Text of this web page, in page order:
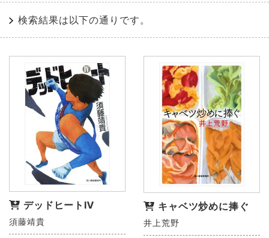
検索結果は以下の通りです。
デッドヒートⅣ
須藤靖貴
キャベツ炒めに捧ぐ
井上荒野